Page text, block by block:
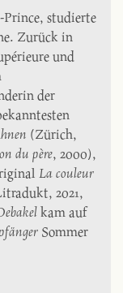
Prince, studierte
Zurück in
und
der
(Zürich,
du père, 2000),
La couleur
2021,
kam auf
Sommer